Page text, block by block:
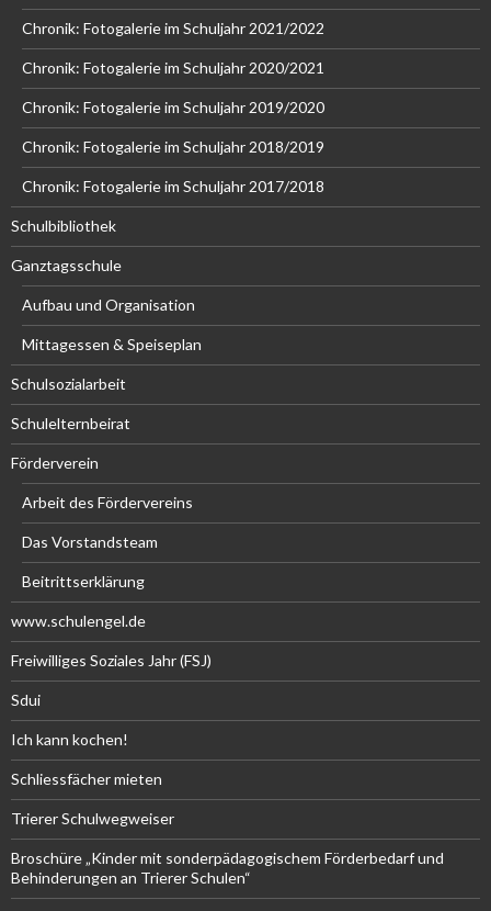
Chronik: Fotogalerie im Schuljahr 2021/2022
Chronik: Fotogalerie im Schuljahr 2020/2021
Chronik: Fotogalerie im Schuljahr 2019/2020
Chronik: Fotogalerie im Schuljahr 2018/2019
Chronik: Fotogalerie im Schuljahr 2017/2018
Schulbibliothek
Ganztagsschule
Aufbau und Organisation
Mittagessen & Speiseplan
Schulsozialarbeit
Schulelternbeirat
Förderverein
Arbeit des Fördervereins
Das Vorstandsteam
Beitrittserklärung
www.schulengel.de
Freiwilliges Soziales Jahr (FSJ)
Sdui
Ich kann kochen!
Schliessfächer mieten
Trierer Schulwegweiser
Broschüre „Kinder mit sonderpädagogischem Förderbedarf und
Behinderungen an Trierer Schulen“